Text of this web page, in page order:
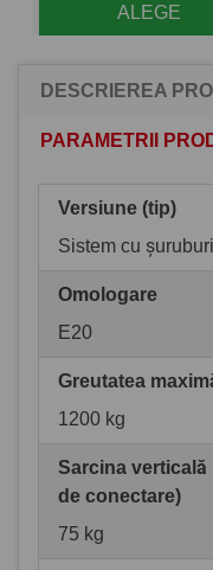
ALEGE
DESCRIEREA
PARAMETRII
Versiune (tip)
Sistem cu
Omologare
E20
Greutatea
1200 kg
Sarcina verticală
de conectare)
75 kg